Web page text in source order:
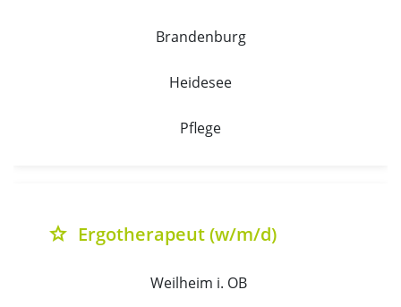
Brandenburg
Heidesee
Pflege
grade Ergotherapeut (w/m/d)
Weilheim i. OB